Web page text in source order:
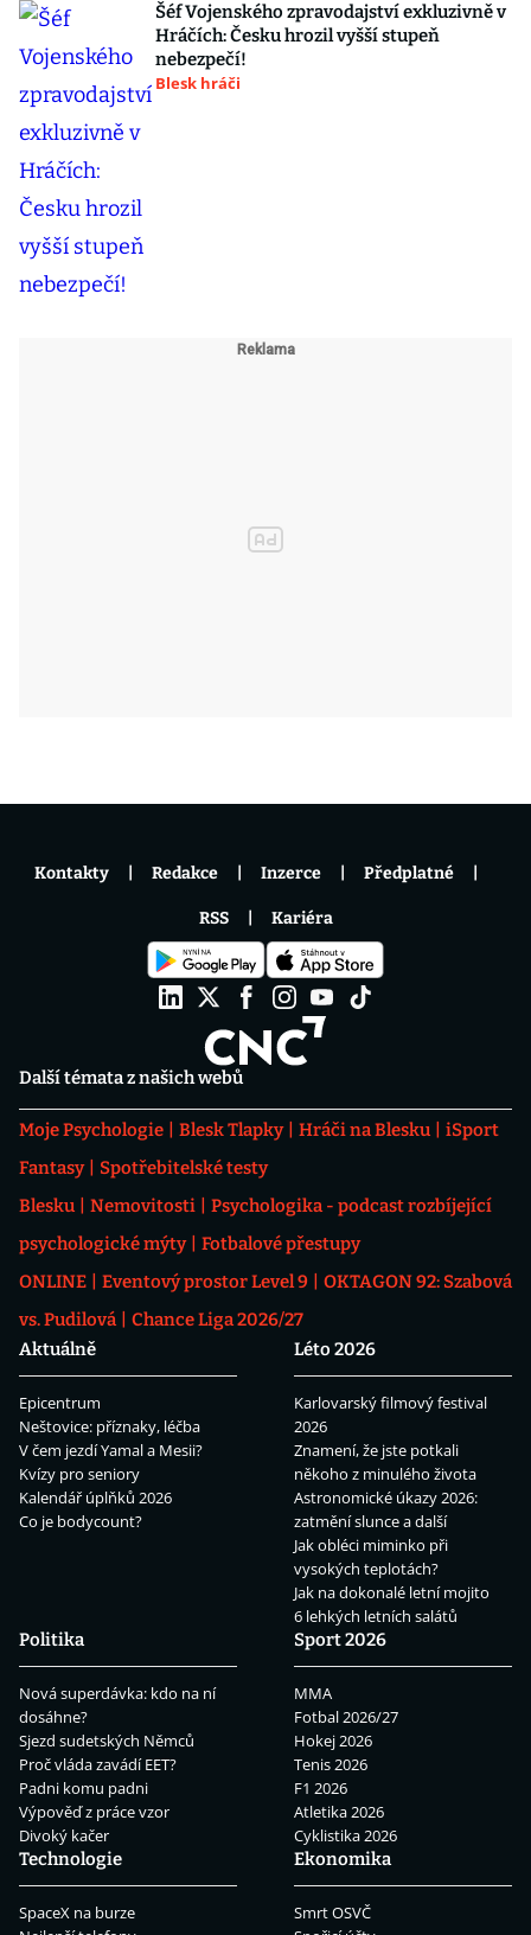
Šéf Vojenského zpravodajství exkluzivně v
Hráčích: Česku hrozil vyšší stupeň
nebezpečí!
Blesk hráči
Další témata z našich webů
Moje Psychologie Blesk Tlapky Hráči na Blesku
iSport
Fantasy
Spotřebitelské testy
Blesku
Nemovitosti
Psychologika - podcast rozbíjející
psychologické mýty
Fotbalové přestupy
ONLINE
Eventový prostor Level 9
OKTAGON 92: Szabová
vs. Pudilová
Chance Liga 2026/27
Aktuálně
Epicentrum
Neštovice: příznaky, léčba
V čem jezdí Yamal a Mesii?
Kvízy pro seniory
Kalendář úplňků 2026
Co je bodycount?
Léto 2026
Karlovarský filmový festival
2026
Znamení, že jste potkali
někoho z minulého života
Astronomické úkazy 2026:
zatmění slunce a další
Jak obléci miminko při
vysokých teplotách?
Jak na dokonalé letní mojito
6 lehkých letních salátů
Politika
Nová superdávka: kdo na ní
dosáhne?
Sjezd sudetských Němců
Proč vláda zavádí EET?
Padni komu padni
Výpověď z práce vzor
Divoký kačer
Sport 2026
MMA
Fotbal 2026/27
Hokej 2026
Tenis 2026
F1 2026
Atletika 2026
Cyklistika 2026
Technologie
SpaceX na burze
Ekonomika
Smrt OSVČ
Kontakty Redakce Inzerce Předplatné
RSS Kariéra